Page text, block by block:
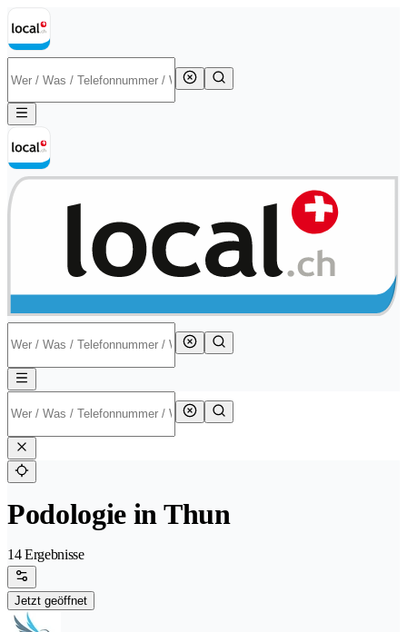
Podologie in Thun
14 Ergebnisse
Jetzt geöffnet